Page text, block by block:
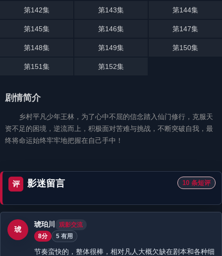
第142集 第143集 第144集
第145集 第146集 第147集
第148集 第149集 第150集
第151集 第152集
剧情简介
乡村平凡少年王林，为了心中不屈的信念踏入仙门修行，克服天
资不足的困境，逆流而上，积极面对苦难与挑战，不断突破自我，最
终将命运始终牢牢地把握在自己手中！
评 影迷留言 10 条短评
琥
琥珀川
观影交流
8分
5 有用
节奏蛮快的，整体很棒，相对凡人大概欠缺在剧本和各种细